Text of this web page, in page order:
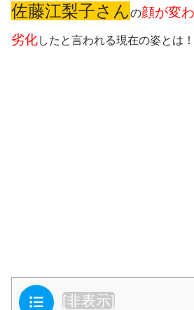
佐藤江梨子さんの顔が変
劣化したと言われる現在の姿とは
目次 [非表示]